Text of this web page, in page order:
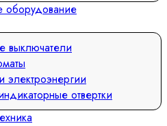
оборудование
выключатели
электроэнергии
отвертки